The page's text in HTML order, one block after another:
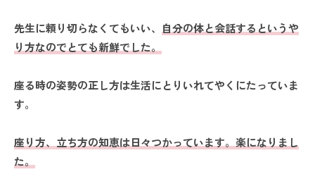
先生に頼り切らなくてもいい、 自分の体と会話するというや
り方なのでとても新鮮でした。
座る時の姿勢の正し方は生活にとりいれてやくにたっていま
す。
座り方、立ち方の知恵は日々つかっています。楽になりまし
た。